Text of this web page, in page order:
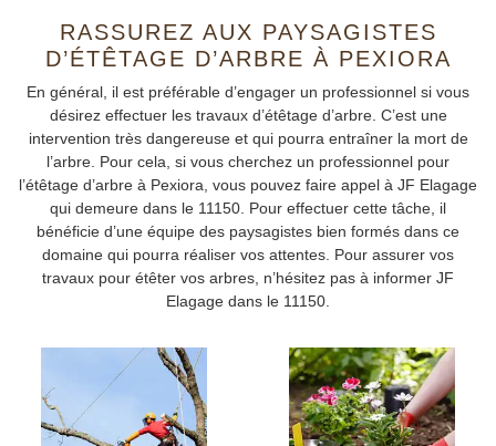
RASSUREZ AUX PAYSAGISTES
D’ÉTÊTAGE D’ARBRE À PEXIORA
En général, il est préférable d’engager un professionnel si vous
désirez effectuer les travaux d’étêtage d’arbre. C’est une
intervention très dangereuse et qui pourra entraîner la mort de
l’arbre. Pour cela, si vous cherchez un professionnel pour
l’étêtage d’arbre à Pexiora, vous pouvez faire appel à JF Elagage
qui demeure dans le 11150. Pour effectuer cette tâche, il
bénéficie d’une équipe des paysagistes bien formés dans ce
domaine qui pourra réaliser vos attentes. Pour assurer vos
travaux pour étêter vos arbres, n’hésitez pas à informer JF
Elagage dans le 11150.